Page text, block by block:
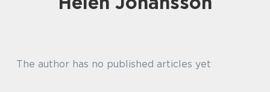
The author has no published articles yet